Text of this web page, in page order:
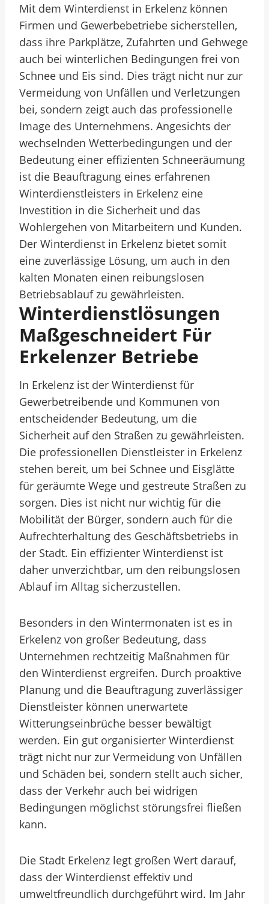
Mit dem Winterdienst in Erkelenz können
Firmen und Gewerbebetriebe sicherstellen,
dass ihre Parkplätze, Zufahrten und Gehwege
auch bei winterlichen Bedingungen frei von
Schnee und Eis sind. Dies trägt nicht nur zur
Vermeidung von Unfällen und Verletzungen
bei, sondern zeigt auch das professionelle
Image des Unternehmens. Angesichts der
wechselnden Wetterbedingungen und der
Bedeutung einer effizienten Schneeräumung
ist die Beauftragung eines erfahrenen
Winterdienstleisters in Erkelenz eine
Investition in die Sicherheit und das
Wohlergehen von Mitarbeitern und Kunden.
Der Winterdienst in Erkelenz bietet somit
eine zuverlässige Lösung, um auch in den
kalten Monaten einen reibungslosen
Betriebsablauf zu gewährleisten.
Winterdienstlösungen
Maßgeschneidert Für
Erkelenzer Betriebe
In Erkelenz ist der Winterdienst für
Gewerbetreibende und Kommunen von
entscheidender Bedeutung, um die
Sicherheit auf den Straßen zu gewährleisten.
Die professionellen Dienstleister in Erkelenz
stehen bereit, um bei Schnee und Eisglätte
für geräumte Wege und gestreute Straßen zu
sorgen. Dies ist nicht nur wichtig für die
Mobilität der Bürger, sondern auch für die
Aufrechterhaltung des Geschäftsbetriebs in
der Stadt. Ein effizienter Winterdienst ist
daher unverzichtbar, um den reibungslosen
Ablauf im Alltag sicherzustellen.
Besonders in den Wintermonaten ist es in
Erkelenz von großer Bedeutung, dass
Unternehmen rechtzeitig Maßnahmen für
den Winterdienst ergreifen. Durch proaktive
Planung und die Beauftragung zuverlässiger
Dienstleister können unerwartete
Witterungseinbrüche besser bewältigt
werden. Ein gut organisierter Winterdienst
trägt nicht nur zur Vermeidung von Unfällen
und Schäden bei, sondern stellt auch sicher,
dass der Verkehr auch bei widrigen
Bedingungen möglichst störungsfrei fließen
kann.
Die Stadt Erkelenz legt großen Wert darauf,
dass der Winterdienst effektiv und
umweltfreundlich durchgeführt wird. Im Jahr